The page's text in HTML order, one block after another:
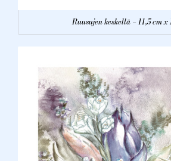
Ruusujen keskellä – 11,5 cm x